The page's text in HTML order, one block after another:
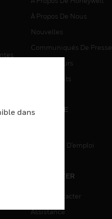
À Propos De Nous
Nouvelles
Communiqués De Presse
Investisseurs
Événements
CARRIÈRE
Recherche D'emploi
CONTACTER
Nous Contacter
Assistance
dans